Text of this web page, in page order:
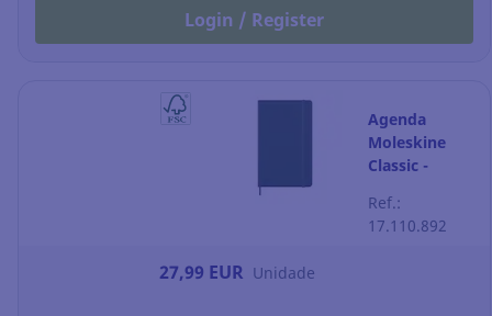
Login / Register
Agenda
Moleskine
Classic -
vista - 130 x
210 mm -
Ref.:
17.110.892
27,99 EUR Unidade